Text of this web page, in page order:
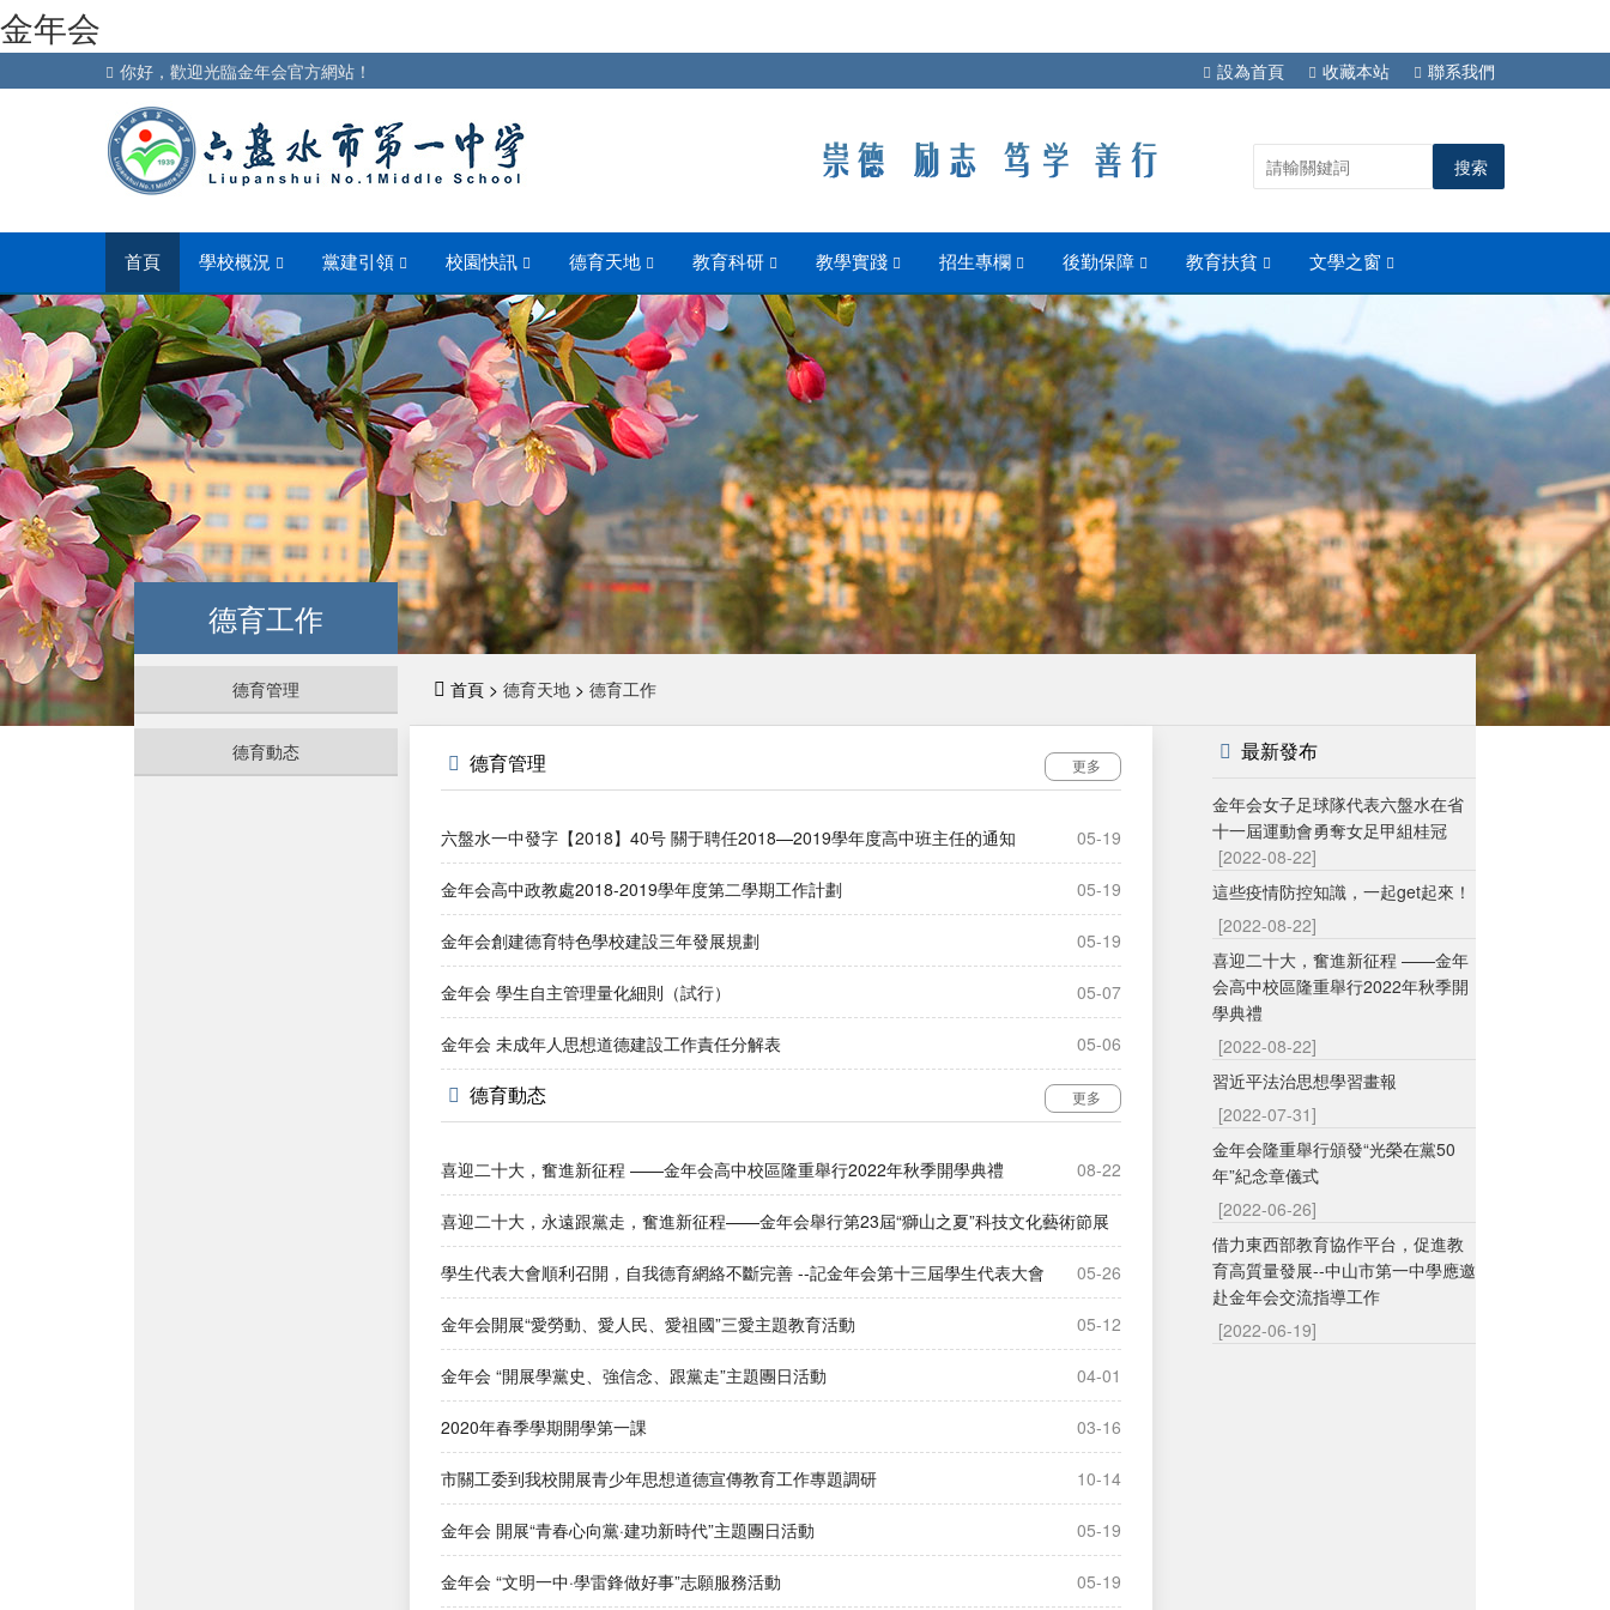
金年会
設為首頁 收藏本站 聯系我們
你好，歡迎光臨金年会官方網站！
首頁 學校概況 黨建引領 校園快訊 德育天地 教育科研 教學實踐 招生專欄 後勤保障 教育扶貧 文學之窗
德育工作
德育管理
德育動态
首頁 > 德育天地 > 德育工作
德育管理 更多
六盤水一中發字【2018】40号 關于聘任2018—2019學年度高中班主任的通知 05-19
金年会高中政教處2018-2019學年度第二學期工作計劃 05-19
金年会創建德育特色學校建設三年發展規劃 05-19
金年会 學生自主管理量化細則（試行） 05-07
金年会 未成年人思想道德建設工作責任分解表 05-06
德育動态 更多
喜迎二十大，奮進新征程 ——金年会高中校區隆重舉行2022年秋季開學典禮 08-22
喜迎二十大，永遠跟黨走，奮進新征程——金年会舉行第23屆“獅山之夏”科技文化藝術節展
演暨高三成人禮活動 05-30
學生代表大會順利召開，自我德育網絡不斷完善 --記金年会第十三屆學生代表大會 05-26
金年会開展“愛勞動、愛人民、愛祖國”三愛主題教育活動 05-12
金年会 “開展學黨史、強信念、跟黨走”主題團日活動 04-01
2020年春季學期開學第一課 03-16
市關工委到我校開展青少年思想道德宣傳教育工作專題調研 10-14
金年会 開展“青春心向黨·建功新時代”主題團日活動 05-19
金年会 “文明一中·學雷鋒做好事”志願服務活動 05-19
最新發布
金年会女子足球隊代表六盤水在省
十一屆運動會勇奪女足甲組桂冠
[2022-08-22]
這些疫情防控知識，一起get起來！
[2022-08-22]
喜迎二十大，奮進新征程 ——金年
会高中校區隆重舉行2022年秋季開
學典禮
[2022-08-22]
習近平法治思想學習畫報
[2022-07-31]
金年会隆重舉行頒發“光榮在黨50
年”紀念章儀式
[2022-06-26]
借力東西部教育協作平台，促進教
育高質量發展--中山市第一中學應邀
赴金年会交流指導工作
[2022-06-19]